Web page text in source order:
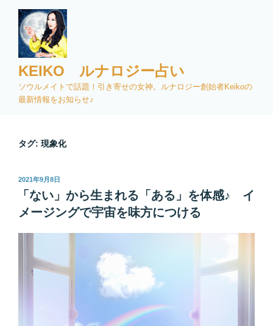
KEIKO ルナロジー占い
ソウルメイトで話題！引き寄せの女神。ルナロジー創始者Keikoの
最新情報をお知らせ♪
タグ: 現象化
投
2021年9月8日
「ない」から生まれる「ある」を体感♪ イ
メージングで宇宙を味方につける